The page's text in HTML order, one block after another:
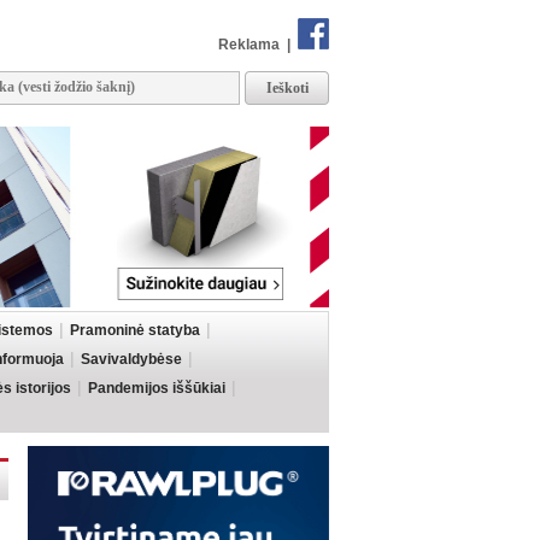
Reklama
Pramoninė statyba
Savivaldybėse
istorijos
Pandemijos iššūkiai